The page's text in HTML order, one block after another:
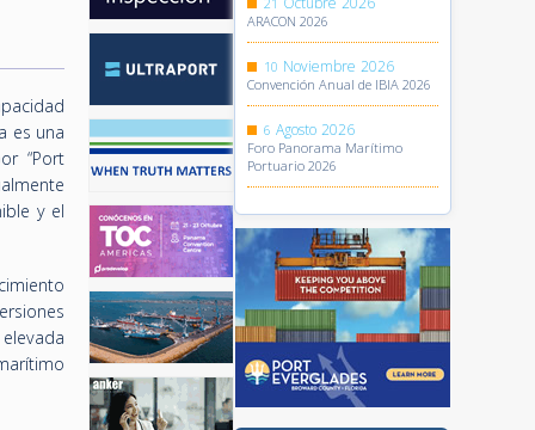
es una
“Port
y el
ARACON 2026
10 Noviembre 2026
Convención Anual de IBIA 2026
6 Agosto 2026
Foro Panorama Marítimo
Portuario 2026